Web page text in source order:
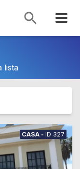
lista
CASA - ID 327